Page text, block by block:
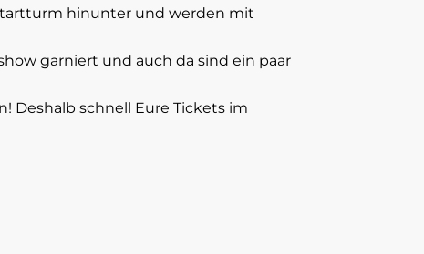
hinunter und werden mit
garniert und auch da sind ein paar
Deshalb schnell Eure Tickets im